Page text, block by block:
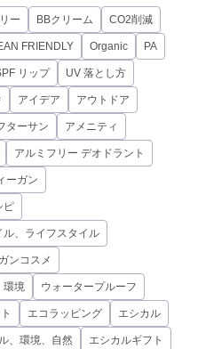
ー BBクリーム CO2削減
FRIENDLY Organic PA
リップ UV 落とし方
アイデア アウトドア
ターサン アメニティ
アルミフリー デオドラント
ーガン
ピ
、ライフスタイル
ンコスメ
環境 ウォータープルーフ
エコラッピング エシカル
、環境、自然 エシカルギフト